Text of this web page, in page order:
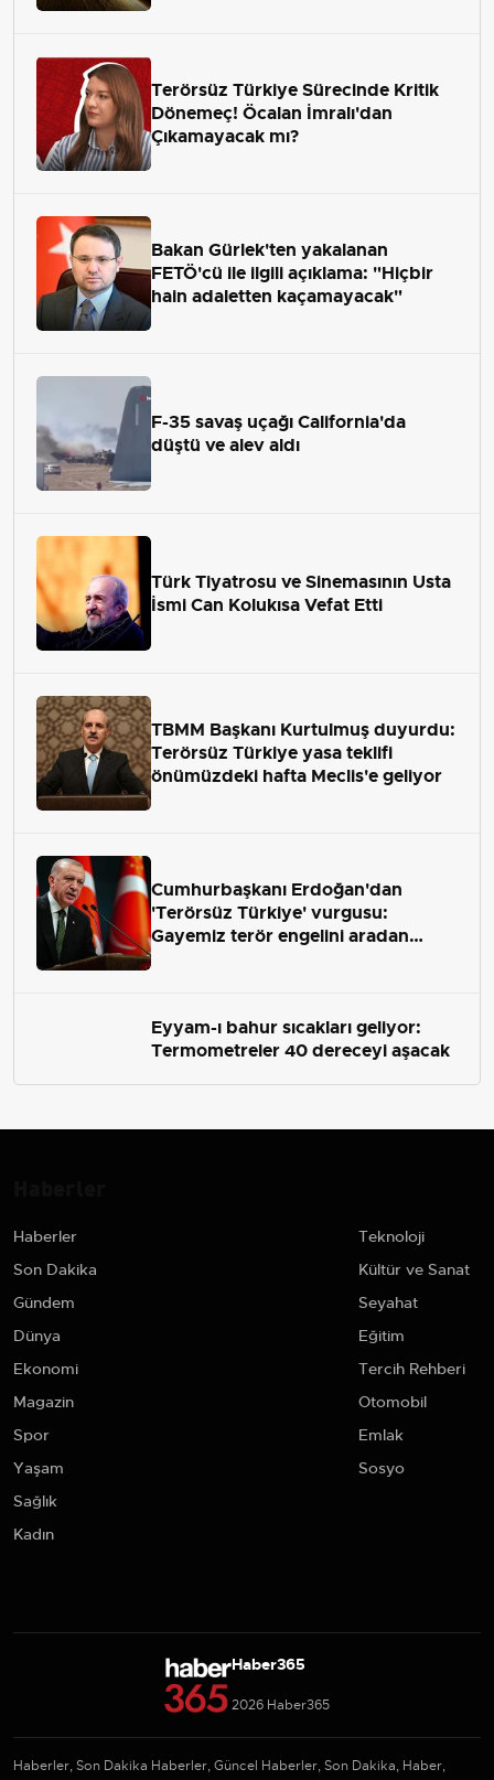
Terörsüz Türkiye Sürecinde Kritik
Dönemeç! Öcalan İmralı'dan
Çıkamayacak mı?
Bakan Gürlek'ten yakalanan
FETÖ'cü ile ilgili açıklama: "Hiçbir
hain adaletten kaçamayacak"
F-35 savaş uçağı California'da
düştü ve alev aldı
Türk Tiyatrosu ve Sinemasının Usta
İsmi Can Kolukısa Vefat Etti
TBMM Başkanı Kurtulmuş duyurdu:
Terörsüz Türkiye yasa teklifi
önümüzdeki hafta Meclis'e geliyor
Cumhurbaşkanı Erdoğan'dan
'Terörsüz Türkiye' vurgusu:
Gayemiz terör engelini aradan
Eyyam-ı bahur sıcakları geliyor:
Termometreler 40 dereceyi aşacak
Haberler
Son Dakika
Gündem
Dünya
Ekonomi
Magazin
Spor
Yaşam
Sağlık
Kadın
Teknoloji
Kültür ve Sanat
Seyahat
Eğitim
Tercih Rehberi
Otomobil
Emlak
Sosyo
Haber365
2026 Haber365
Haberler, Son Dakika Haberler, Güncel Haberler, Son Dakika, Haber,